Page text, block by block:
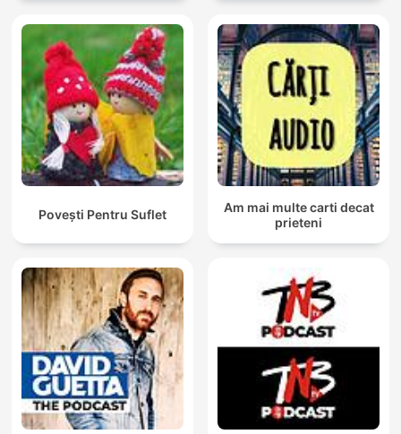
Povești Pentru Suflet
Am mai multe carti decat
prieteni